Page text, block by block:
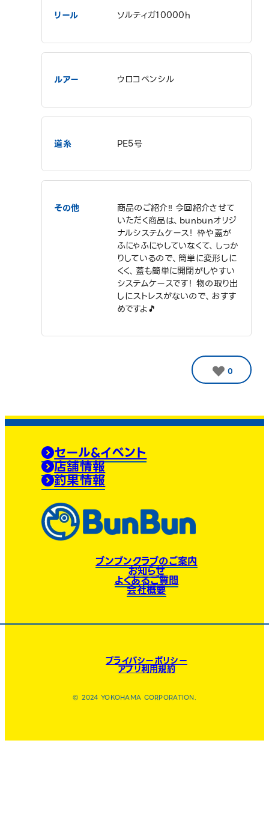
リール ソルティガ10000h
ルアー ウロコペンシル
道糸 PE5号
その他
商品のご紹介‼️ 今回紹介させて
いただく商品は、bunbunオリジ
ナルシステムケース！ 枠や蓋が
ふにゃふにゃしていなくて、しっか
りしているので、簡単に変形しに
くく、蓋も簡単に開閉がしやすい
システムケースです！ 物の取り出
しにストレスがないので、おすす
めですよ🎵
0
セール&イベント
店舗情報
釣果情報
ブンブンクラブのご案内
お知らせ
よくあるご質問
会社概要
プライバシーポリシー
アプリ利用規約
© 2024 YOKOHAMA CORPORATION.